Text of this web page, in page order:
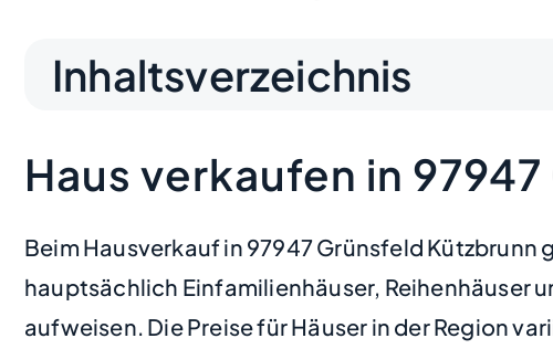
Inhaltsverzeichnis
Haus verkaufen in
Beim Hausverkauf in 97947 Grünsfeld
hauptsächlich Einfamilienhäuser,
aufweisen. Die Preise für Häuser in der Region